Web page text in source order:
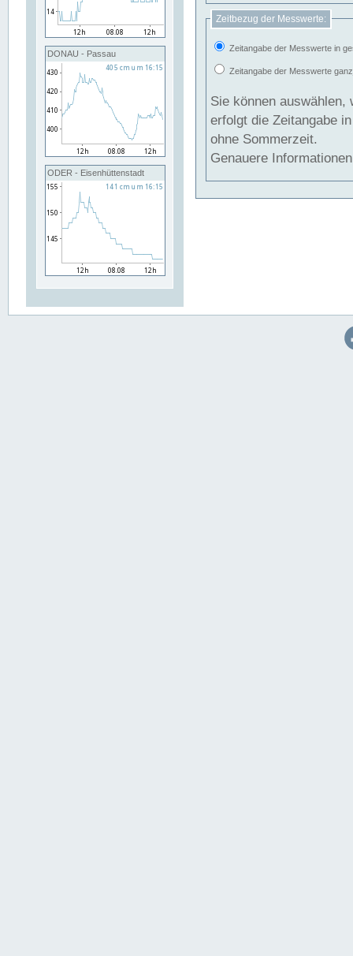
DONAU - Passau
ODER - Eisenhüttenstadt
Zeitbezug der Messwerte:
Zeitangabe der Messwerte in
Zeitangabe der Messwerte
Sie können auswählen,
erfolgt die Zeitangabe
ohne Sommerzeit.
Genauere